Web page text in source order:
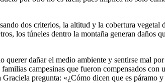
dos criterios, la altitud y la cobertura vegetal
los túneles dentro la montaña generan daños
dañar el medio ambiente y sentirse mal
campesinas que fueron compensados con
pregunta: «¿Cómo dicen que es páramo